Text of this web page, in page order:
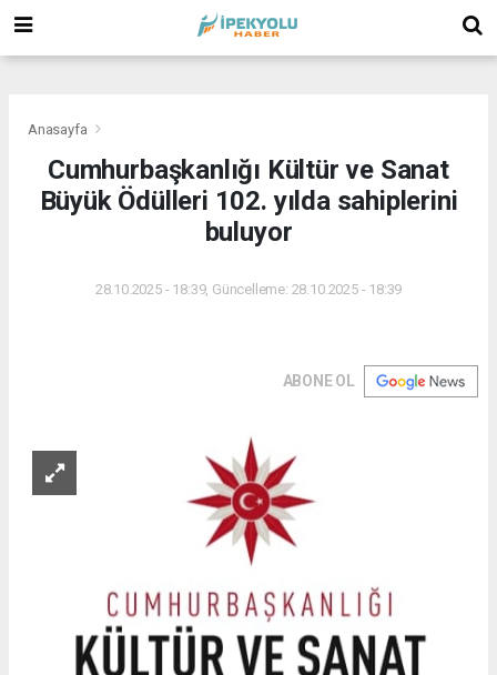
Anasayfa
Cumhurbaşkanlığı Kültür ve Sanat
Büyük Ödülleri 102. yılda sahiplerini
buluyor
28.10.2025 - 18:39, Güncelleme: 28.10.2025 - 18:39
ABONE OL